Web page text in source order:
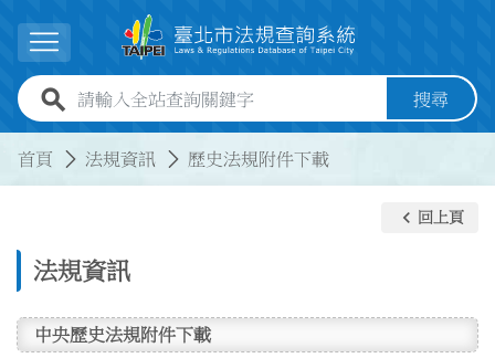
展開選單
全站查詢關鍵字欄位 搜尋
首頁 法規資訊 歷史法規附件下載
法規資訊
keyboard_arrow_left 回上頁
中央歷史法規附件下載